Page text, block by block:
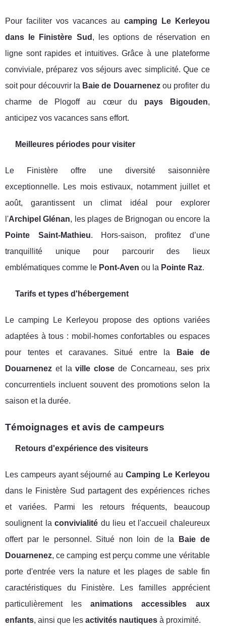
Pour faciliter vos vacances au camping Le Kerleyou
dans le Finistère Sud , les options de réservation en
ligne sont rapides et intuitives. Grâce à une plateforme
conviviale, préparez vos séjours avec simplicité. Que ce
soit pour découvrir la Baie de Douarnenezou profiter du
charme de Plogoff au cœur du pays Bigouden,
anticipez vos vacances sans effort.
Meilleures périodes pour visiter
Le Finistère offre une diversité saisonnière
exceptionnelle. Les mois estivaux, notamment juillet et
août, garantissent un climat idéal pour explorer
l'Archipel Glénan, les plages de Brignogan ou encore la
Pointe Saint-Mathieu. Hors-saison, profitez d’une
tranquillité unique pour parcourir des lieux
emblématiques comme le Pont-Aven ou la Pointe Raz.
Tarifs et types d'hébergement
Le camping Le Kerleyou propose des options variées
adaptées à tous : mobil-homes confortables ou espaces
pour tentes et caravanes. Situé entre la
Baie de
Douarnenez et laville close de Concarneau, ses prix
concurrentiels incluent souvent des promotions selon la
saison et la durée.
Témoignages et avis de campeurs
Retours d'expérience des visiteurs
Les campeurs ayant séjourné au Camping Le Kerleyou
dans le Finistère Sud partagent des expériences riches
et variées. Parmi les retours fréquents, beaucoup
soulignent laconvivialité du lieu et l'accueil chaleureux
offert par le personnel. Situé non loin de la
Baie de
Douarnenez, ce camping est perçu comme une véritable
porte d'entrée vers la nature et les plages de sable fin
caractéristiques du Finistère. Les familles apprécient
particulièrement lesanimations accessibles aux
enfants, ainsi que les activités nautiques à proximité.